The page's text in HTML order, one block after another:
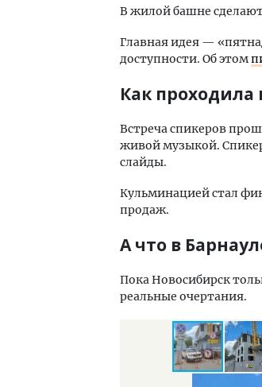
В жилой башне
Главная идея —
доступности. Об этом
Как проходила
Встреча спикеров
живой музыкой.
слайды.
Кульминацией стал
продаж.
А что в
Пока Новосибирск
реальные очертания.